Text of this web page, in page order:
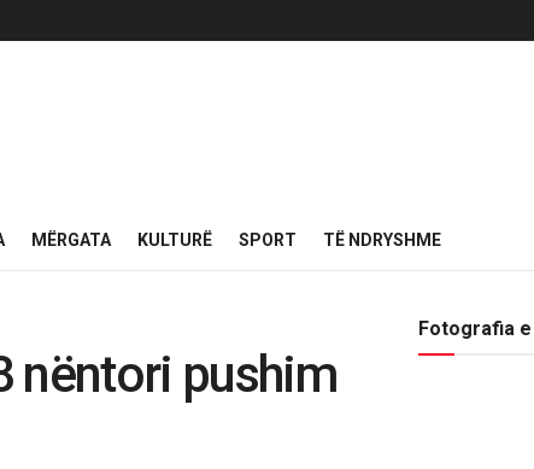
MËRGATA KULTURË SPORT TË NDRYSHME
nëntori pushim
Fotografia